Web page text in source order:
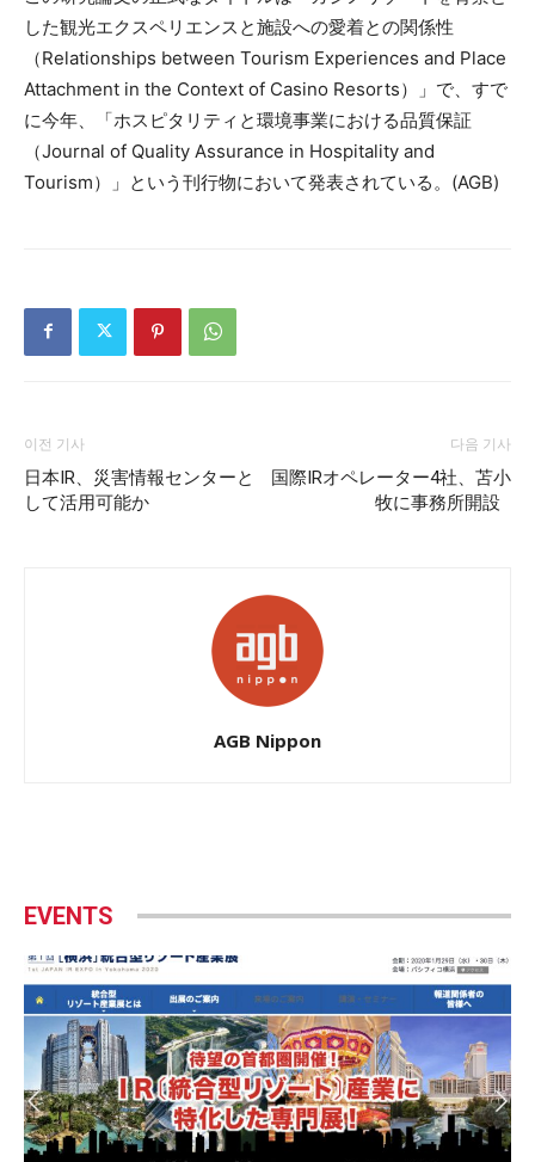
した観光エクスペリエンスと施設への愛着との関係性
（Relationships between Tourism Experiences and Place
Attachment in the Context of Casino Resorts）」で、すで
に今年、「ホスピタリティと環境事業における品質保証
（Journal of Quality Assurance in Hospitality and
Tourism）」という刊行物において発表されている。(AGB)
이전 기사
日本IR、災害情報センターと
して活用可能か
다음 기사
国際IRオペレーター4社、苫小
牧に事務所開設
AGB Nippon
EVENTS